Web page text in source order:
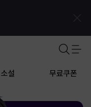
소설 무료쿠폰